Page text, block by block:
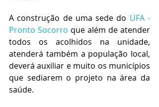
A construção de uma sede do UFA -
Pronto Socorro que além de atender
todos os acolhidos na unidade,
atenderá também a população local,
deverá auxiliar e muito os municípios
que sediarem o projeto na área da
saúde.